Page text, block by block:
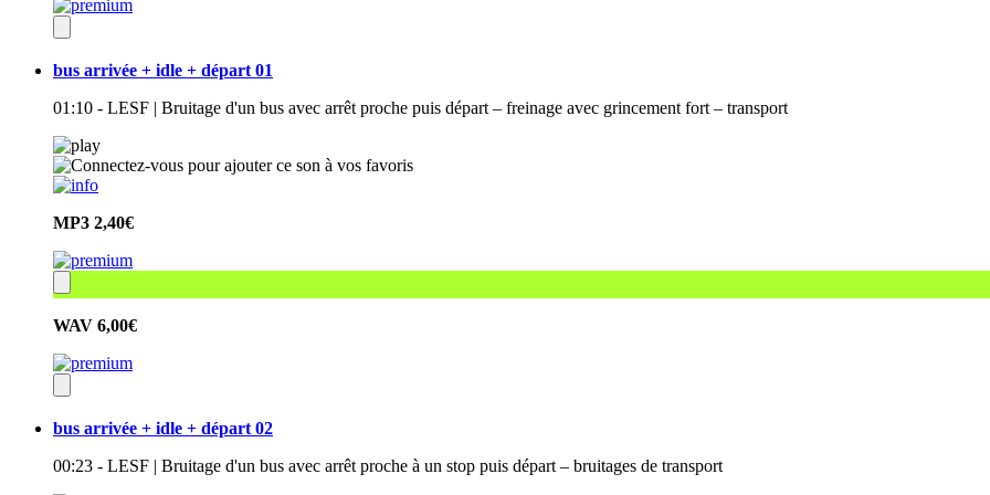
bus arrivée + idle + départ 01
01:10 - LESF | Bruitage d'un bus avec arrêt proche puis départ – freinage avec grincement fort – transport
MP3 2,40€
WAV 6,00€
bus arrivée + idle + départ 02
00:23 - LESF | Bruitage d'un bus avec arrêt proche à un stop puis départ – bruitages de transport